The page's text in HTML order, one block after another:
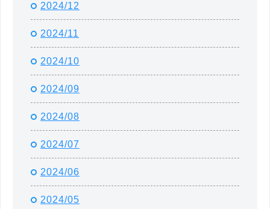
2024/12
2024/11
2024/10
2024/09
2024/08
2024/07
2024/06
2024/05